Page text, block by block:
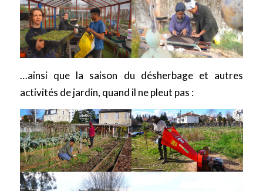
…ainsi que la saison du désherbage et autres
activités de jardin, quand il ne pleut pas :